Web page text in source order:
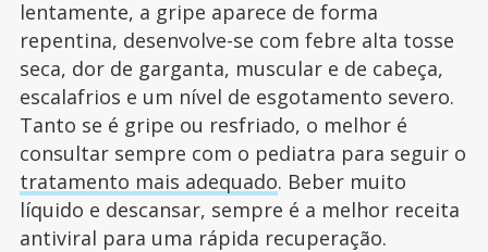
lentamente, a gripe aparece de forma
repentina, desenvolve-se com febre alta tosse
seca, dor de garganta, muscular e de cabeça,
escalafrios e um nível de esgotamento severo.
Tanto se é gripe ou resfriado, o melhor é
consultar sempre com o pediatra para seguir o
tratamento mais adequado. Beber muito
líquido e descansar, sempre é a melhor receita
antiviral para uma rápida recuperação.